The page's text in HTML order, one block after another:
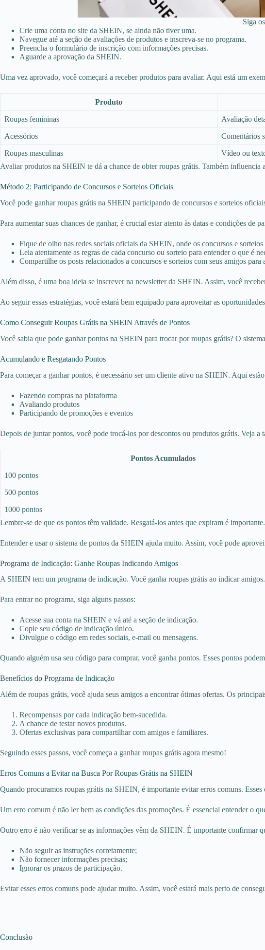
Siga
Crie uma conta no site da SHEIN, se ainda não tiver uma.
Navegue até a seção de avaliações de produtos e inscreva-se no programa.
Preencha o formulário de inscrição com informações precisas.
Aguarde a aprovação da SHEIN.
Uma vez aprovado, você começará a receber produtos para avaliar. Aqui está um
Produto
Roupas femininas Avaliação
Acessórios Comentários
Roupas masculinas Vídeo ou
Avaliar produtos na SHEIN te dá a chance de obter roupas grátis. Também
Método 2: Participando de Concursos e Sorteios Oficiais
Você pode ganhar roupas grátis na SHEIN participando de concursos e sorteios
Para aumentar suas chances de ganhar, é crucial estar atento às datas e condições de
Fique de olho nas redes sociais oficiais da SHEIN, onde os concursos e
Leia atentamente as regras de cada concurso ou sorteio para entender o que é
Compartilhe os posts relacionados a concursos e sorteios com seus amigos
Além disso, é uma boa ideia se inscrever na newsletter da SHEIN. Assim, você
Ao seguir essas estratégias, você estará bem equipado para aproveitar as
Como Conseguir Roupas Grátis na SHEIN Através de Pontos
Você sabia que pode ganhar pontos na SHEIN para trocar por roupas grátis? O
Acumulando e Resgatando Pontos
Para começar a ganhar pontos, é necessário ser um cliente ativo na SHEIN. Aqui
Fazendo compras na plataforma
Avaliando produtos
Participando de promoções e eventos
Depois de juntar pontos, você pode trocá-los por descontos ou produtos grátis. Veja a
Pontos Acumulados
100 pontos
500 pontos
1000 pontos
Lembre-se de que os pontos têm validade. Resgatá-los antes que expiram é
Entender e usar o sistema de pontos da SHEIN ajuda muito. Assim, você pode
Programa de Indicação: Ganhe Roupas Indicando Amigos
A SHEIN tem um programa de indicação. Você ganha roupas grátis ao indicar
Para entrar no programa, siga alguns passos:
Acesse sua conta na SHEIN e vá até a seção de indicação.
Copie seu código de indicação único.
Divulgue o código em redes sociais, e-mail ou mensagens.
Quando alguém usa seu código para comprar, você ganha pontos. Esses pontos
Benefícios do Programa de Indicação
Além de roupas grátis, você ajuda seus amigos a encontrar ótimas ofertas. Os
Recompensas por cada indicação bem-sucedida.
A chance de testar novos produtos.
Ofertas exclusivas para compartilhar com amigos e familiares.
Seguindo esses passos, você começa a ganhar roupas grátis agora mesmo!
Erros Comuns a Evitar na Busca Por Roupas Grátis na SHEIN
Quando procuramos roupas grátis na SHEIN, é importante evitar erros comuns.
Um erro comum é não ler bem as condições das promoções. É essencial entender o
Outro erro é não verificar se as informações vêm da SHEIN. É importante confirmar
Não seguir as instruções corretamente;
Não fornecer informações precisas;
Ignorar os prazos de participação.
Evitar esses erros comuns pode ajudar muito. Assim, você estará mais perto de
Conclusão